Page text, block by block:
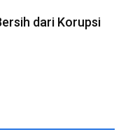
dari Korupsi